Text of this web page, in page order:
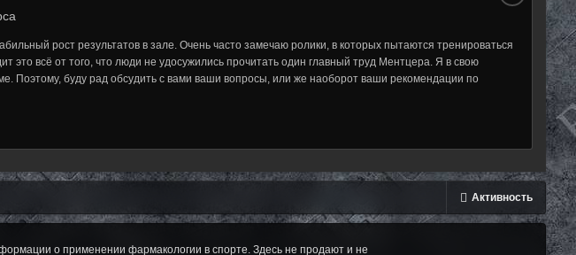
рост результатов в зале. Очень часто замечаю ролики, в которых пытаются тренироваться
это всё от того, что люди не удосужились прочитать один главный труд Ментцера. Я в свою
Поэтому, буду рад обсудить с вами ваши вопросы, или же наоборот ваши рекомендации по
Активность
о применении фармакологии в спорте. Здесь не продают и не